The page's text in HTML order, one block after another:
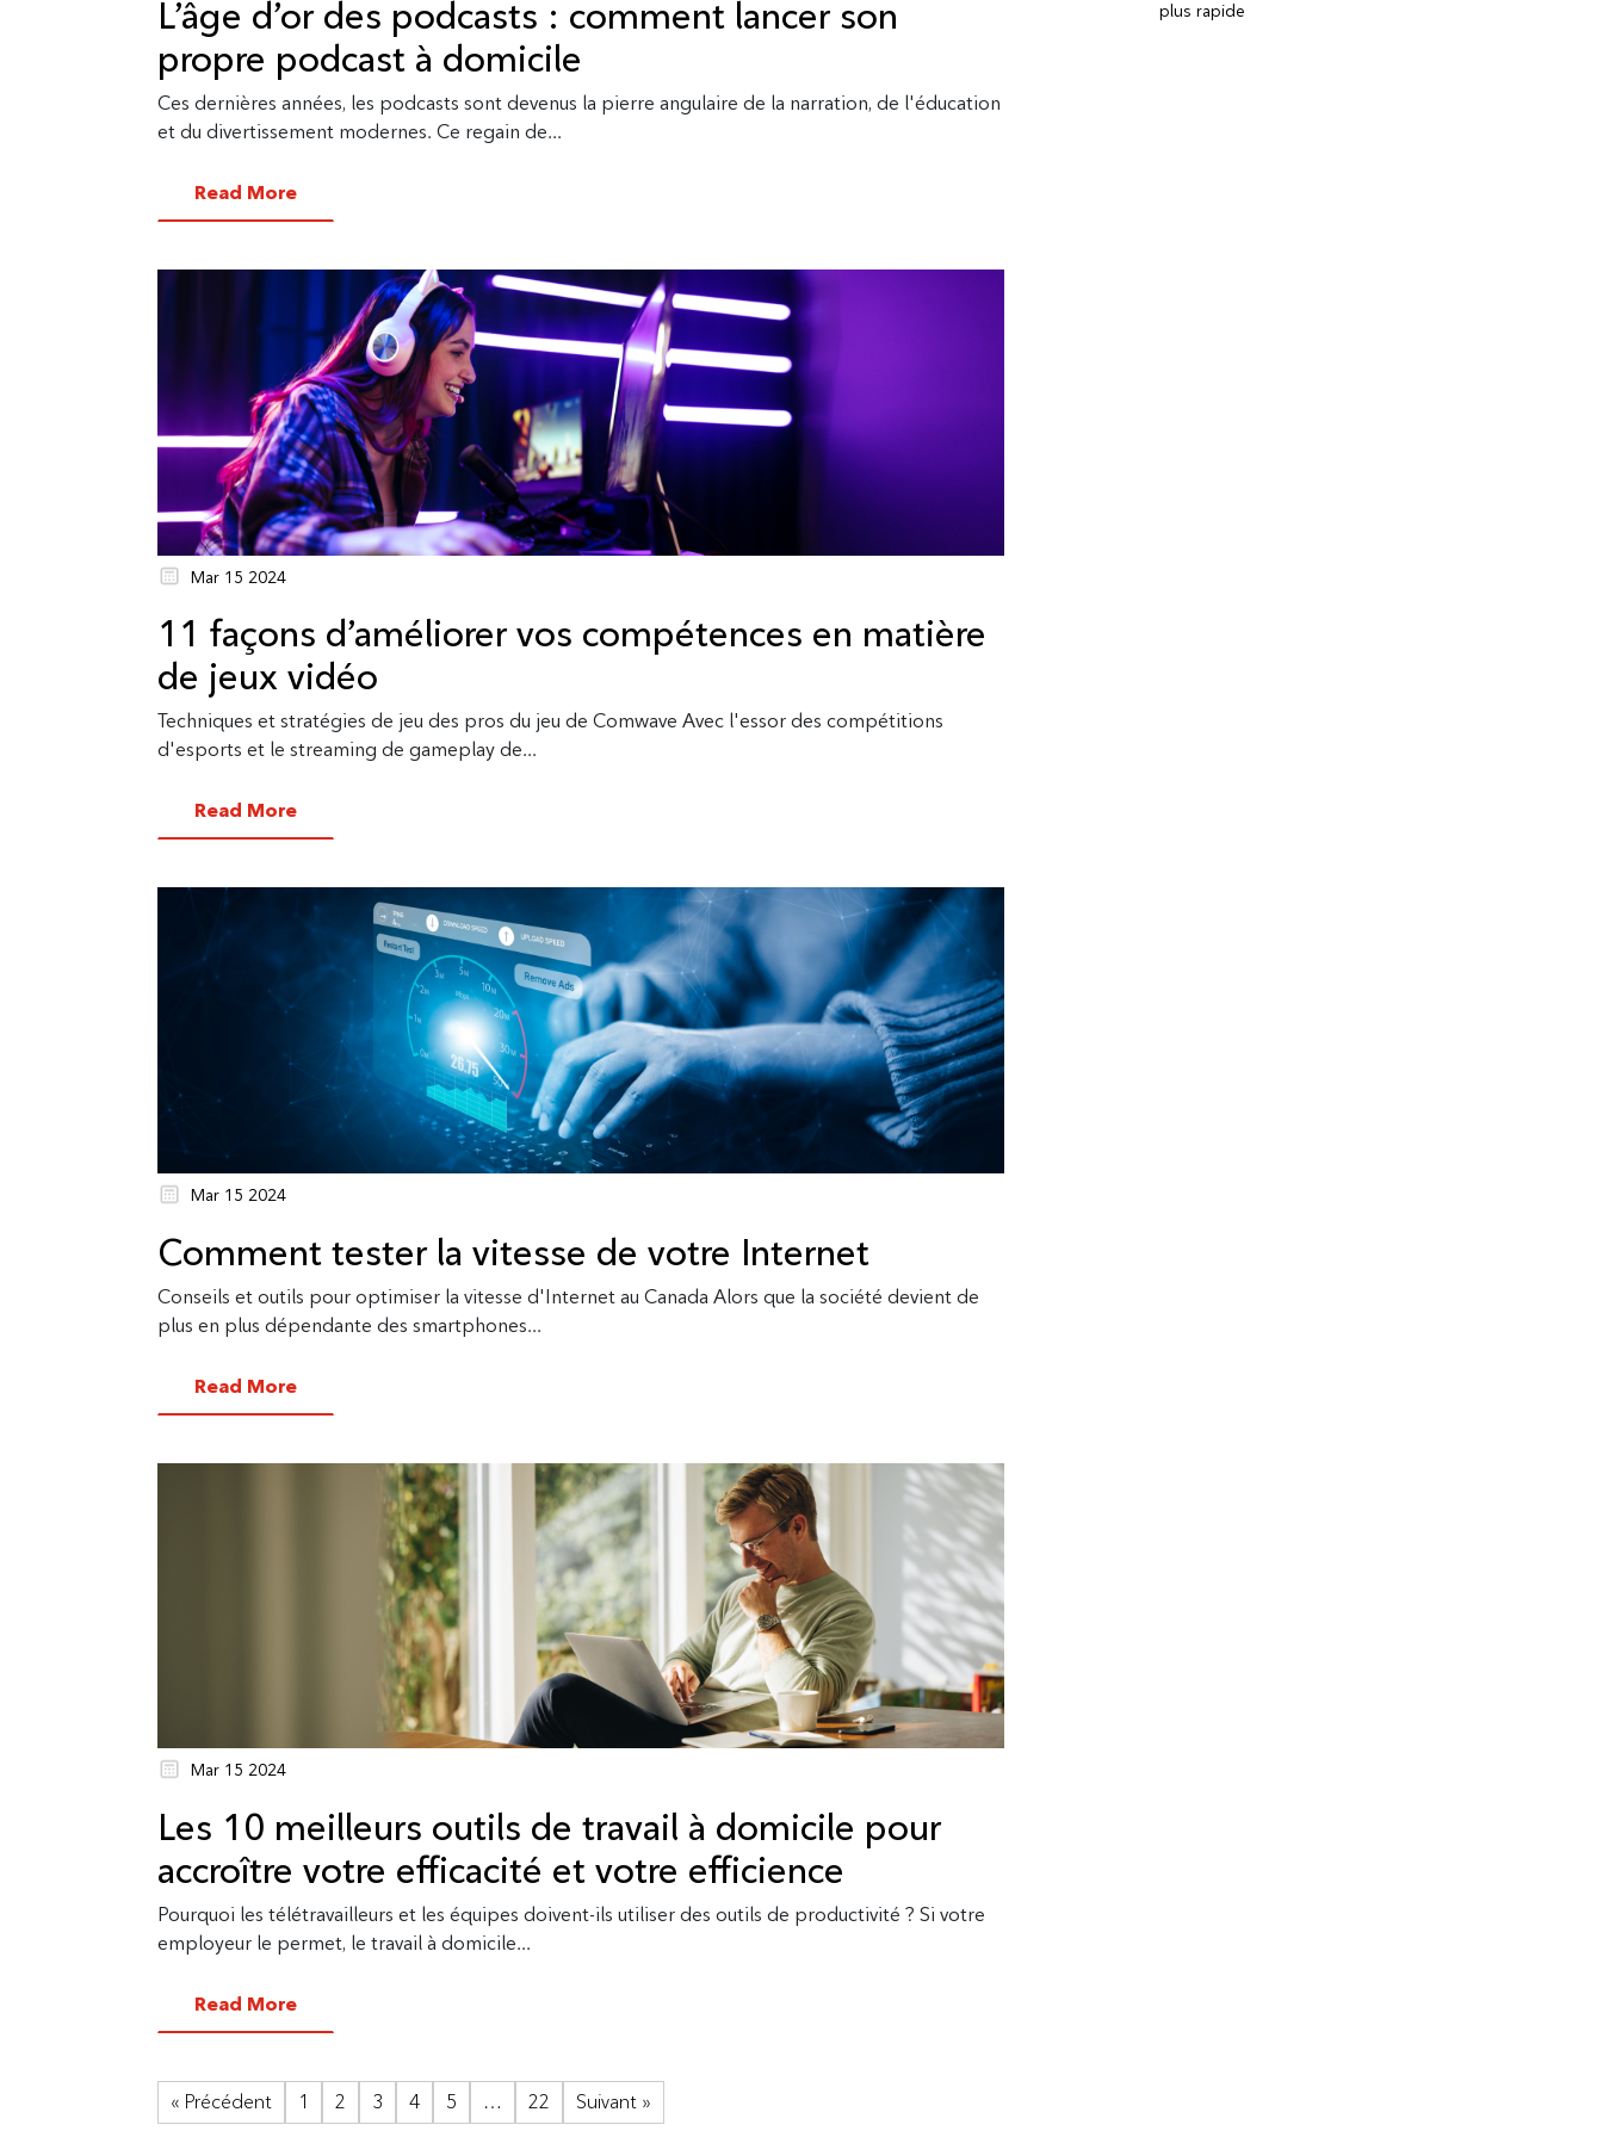
L’âge d’or des podcasts : comment lancer son
propre podcast à domicile
Ces dernières années, les podcasts sont devenus la pierre angulaire de la narration, de l'éducation
et du divertissement modernes. Ce regain de...
Read More
Mar 15 2024
11 façons d’améliorer vos compétences en matière
de jeux vidéo
Techniques et stratégies de jeu des pros du jeu de Comwave Avec l'essor des compétitions
d'esports et le streaming de gameplay de...
Read More
Mar 15 2024
Comment tester la vitesse de votre Internet
Conseils et outils pour optimiser la vitesse d'Internet au Canada Alors que la société devient de
plus en plus dépendante des smartphones...
Read More
Mar 15 2024
Les 10 meilleurs outils de travail à domicile pour
accroître votre efficacité et votre efficience
Pourquoi les télétravailleurs et les équipes doivent-ils utiliser des outils de productivité ? Si votre
employeur le permet, le travail à domicile...
Read More
« Précédent 1 2 3 4 5 … 22 Suivant »
plus rapide